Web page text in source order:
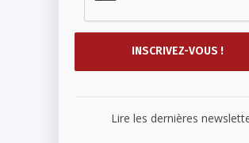
Lire les dernières